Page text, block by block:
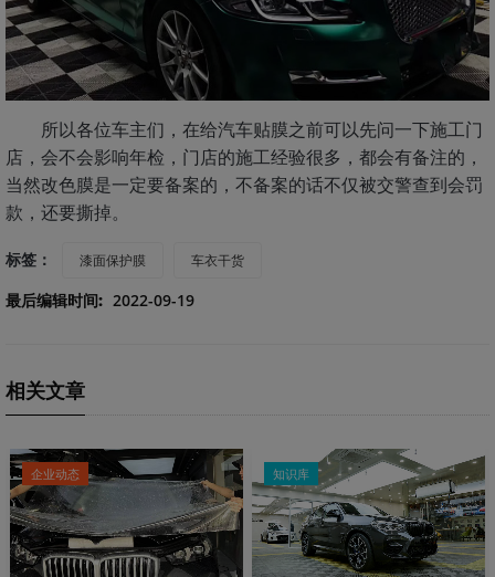
所以各位车主们，在给汽车贴膜之前可以先问一下施工门
店，会不会影响年检，门店的施工经验很多，都会有备注的，
当然改色膜是一定要备案的，不备案的话不仅被交警查到会罚
款，还要撕掉。
标签： 漆面保护膜 车衣干货
最后编辑时间: 2022-09-19
相关文章
企业动态 知识库